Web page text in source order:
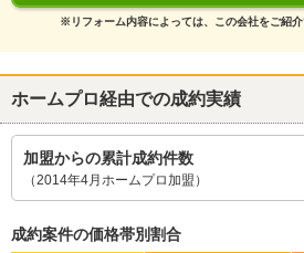
※リフォーム内容によっては、この会社をご紹介
ホームプロ経由での成約実績
加盟からの累計成約件数
（2014年4月ホームプロ加盟）
成約案件の価格帯別割合